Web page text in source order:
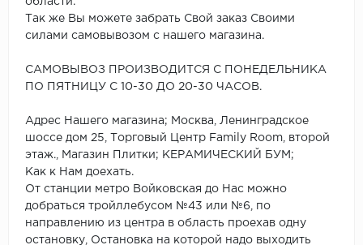
Так же Вы можете забрать Свой заказ Своими
силами самовывозом с нашего магазина.
САМОВЫВОЗ ПРОИЗВОДИТСЯ С ПОНЕДЕЛЬНИКА
ПО ПЯТНИЦУ С 10-30 ДО 20-30 ЧАСОВ.
Адрес Нашего магазина; Москва, Ленинградское
шоссе дом 25, Торговый Центр Family Room, второй
этаж., Магазин Плитки; КЕРАМИЧЕСКИЙ БУМ;
Как к Нам доехать.
От станции метро Войковская до Нас можно
добраться тройллебусом №43 или №6, по
направлению из центра в область проехав одну
остановку, Остановка на которой надо выходить